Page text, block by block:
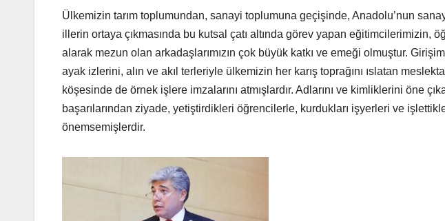
Ülkemizin tarım toplumundan, sanayi toplumuna geçişinde, Anadolu’nun
illerin ortaya çıkmasında bu kutsal çatı altında görev yapan eğitimcilerimizin,
alarak mezun olan arkadaşlarımızın çok büyük katkı ve emeği olmuştur.
ayak izlerini, alın ve akıl terleriyle ülkemizin her karış toprağını ıslatan
köşesinde de örnek işlere imzalarını atmışlardır. Adlarını ve kimliklerini öne
başarılarından ziyade, yetiştirdikleri öğrencilerle, kurdukları işyerleri ve
önemsemişlerdir.